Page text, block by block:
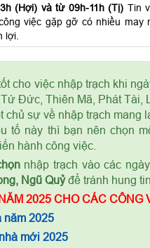
(Hợi) và từ 09h-11h (Tị) Tin
việc gặp gỡ có nhiều
lợi.
cho việc nhập trạch khi
Đức, Thiên Mã, Phát Tài,
chủ sự về nhập trạch mang
tố này thì bạn nên chọn
hành công việc.
nhập trạch vào các ngày
Ngũ Quỷđể tránh hung
2025 CHO CÁC CÔNG
năm 2025
mới 2025